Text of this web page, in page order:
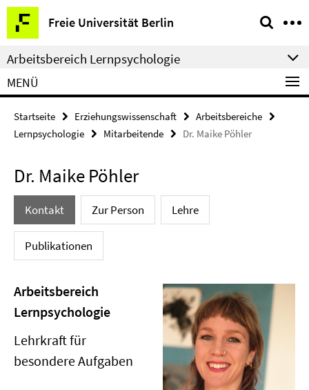
Springe
direkt
zu
Inhalt
Freie Universität Berlin
Service-
Navigation
Arbeitsbereich Lernpsychologie
MENÜ
Startseite Erziehungswissenschaft
Arbeitsbereiche
Lernpsychologie
Mitarbeitende Dr. Maike Pöhler
Dr. Maike Pöhler
Kontakt Zur Person Lehre
Publikationen
Arbeitsbereich
Lernpsychologie
Lehrkraft für
besondere Aufgaben